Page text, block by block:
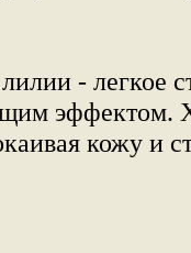
- легкое
эффектом.
кожу и